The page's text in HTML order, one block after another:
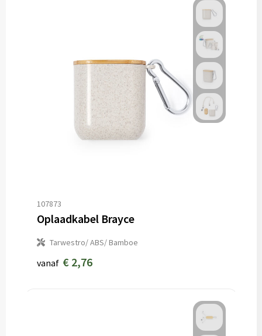
107873
Oplaadkabel Brayce
Tarwestro/ ABS/ Bamboe
vanaf € 2,76